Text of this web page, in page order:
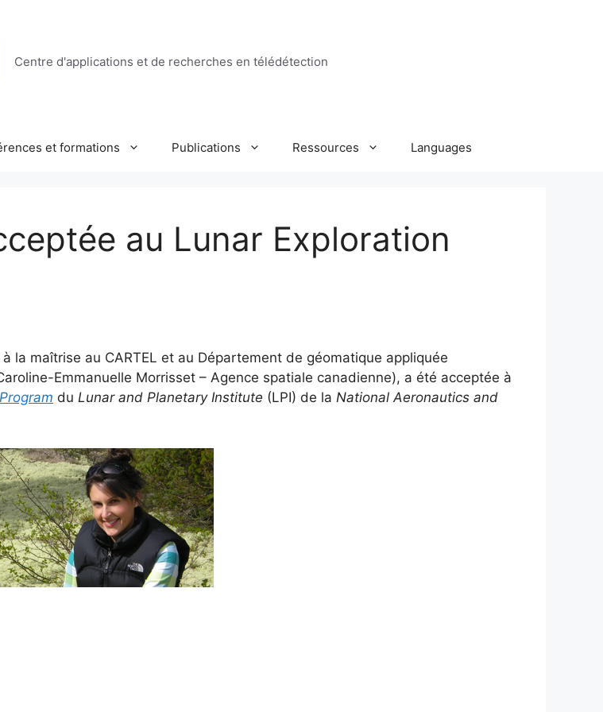
Centre d'applications et de recherches en télédétection
et formations Publications Ressources Languages
au Lunar Exploration
la maîtrise au CARTEL et au Département de géomatique appliquée
Emmanuelle Morrisset – Agence spatiale canadienne), a été acceptée à
du Lunar and Planetary Institute (LPI) de la National Aeronautics and